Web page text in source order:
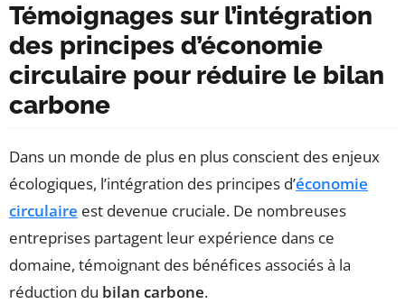
Témoignages sur l’intégration
des principes d’économie
circulaire pour réduire le bilan
carbone
Dans un monde de plus en plus conscient des enjeux
écologiques, l’intégration des principes d’économie
circulaire est devenue cruciale. De nombreuses
entreprises partagent leur expérience dans ce
domaine, témoignant des bénéfices associés à la
réduction du bilan carbone.